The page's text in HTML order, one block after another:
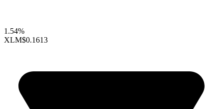
1.54%
XLM$0.1613